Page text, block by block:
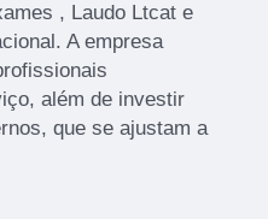
, Laudo Ltcat e
A empresa
além de investir
que se ajustam a